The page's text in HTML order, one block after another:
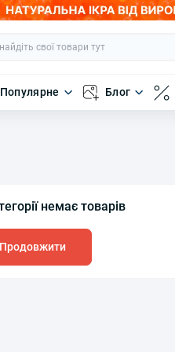
Популярне Блог
немає товарів
Продовжити